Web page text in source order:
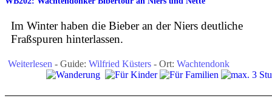
Im Winter haben die Bieber an der Niers deutliche
Fraßspuren hinterlassen.
Weiterlesen - Guide: Wilfried Küsters - Ort: Wachtendonk